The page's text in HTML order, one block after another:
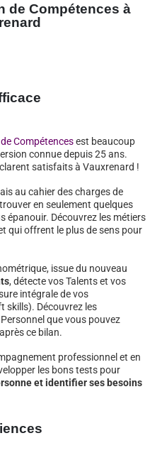
de Compétences à
Compétencesest beaucoup
connue depuis 25 ans.
satisfaits à Vauxrenard !
au cahier des charges de
en seulement quelques
épanouir. Découvrez les métiers
qui offrent le plus de sens pour
issue du nouveau
, détecte vos Talents et vos
intégrale de vos
skills). Découvrez les
que vous pouvez
ce bilan.
professionnel et en
les bons tests pour
et identifier ses besoins